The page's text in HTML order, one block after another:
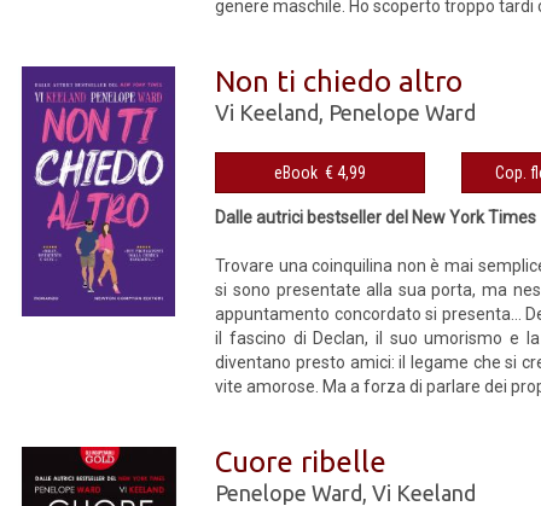
genere maschile. Ho scoperto troppo tardi
Non ti chiedo altro
Vi Keeland Penelope Ward
eBook € 4,99
Dalle autrici bestseller del New York Times
Trovare una coinquilina non è mai
si sono presentate alla sua porta, ma
appuntamento concordato si presenta…
il fascino di Declan, il suo umorismo e
diventano presto amici: il legame che si
vite amorose. Ma a forza di parlare dei
Cuore ribelle
Penelope Ward ,Vi Keeland